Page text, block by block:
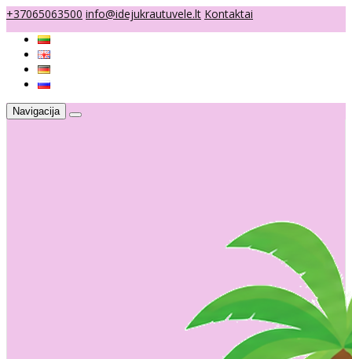
+37065063500 info@idejukrautuvele.lt Kontaktai
Navigacija